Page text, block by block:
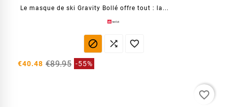
Le masque de ski Gravity Bollé offre tout : la...
  
€40.48 €89.95 -55%
favorite_border